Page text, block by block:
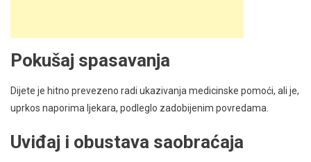
Pokušaj spasavanja
Dijete je hitno prevezeno radi ukazivanja medicinske pomoći, ali je,
uprkos naporima ljekara, podleglo zadobijenim povredama.
Uviđaj i obustava saobraćaja